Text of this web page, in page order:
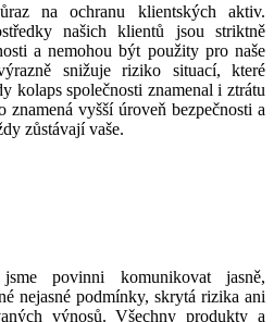
na ochranu klientských aktiv.
našich klientů jsou striktně
a nemohou být použity pro naše
snižuje riziko situací, které
kolaps společnosti znamenal i ztrátu
vyšší úroveň bezpečnosti a
zůstávají vaše.
povinni komunikovat jasně,
nejasné podmínky, skrytá rizika ani
výnosů. Všechny produkty a